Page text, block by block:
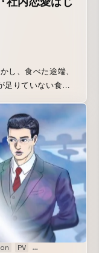
し、食べた途端、
の野菜少なめ一品
りなど片手でつま
風を極端に変化さ
く表現しました。
かり。 おいしく補
PV Web movie